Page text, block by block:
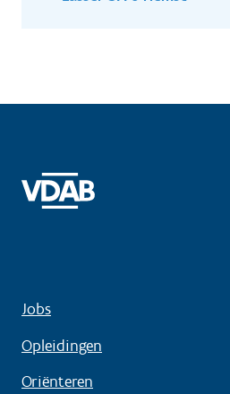
Jobs
Opleidingen
Oriënteren